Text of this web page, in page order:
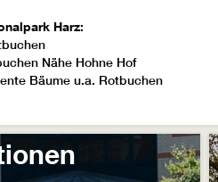
Harz:
Nähe Hohne Hof
Bäume u.a. Rotbuchen